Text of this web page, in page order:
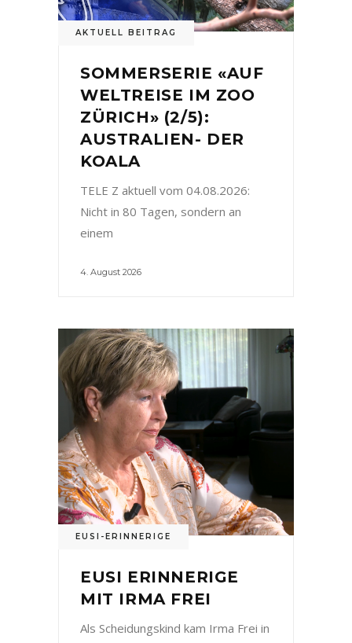
AKTUELL BEITRAG
SOMMERSERIE «AUF
WELTREISE IM ZOO
ZÜRICH» (2/5):
AUSTRALIEN- DER
KOALA
TELE Z aktuell vom 04.08.2026:
Nicht in 80 Tagen, sondern an
einem
4. August 2026
EUSI-ERINNERIGE
EUSI ERINNERIGE
MIT IRMA FREI
Als Scheidungskind kam Irma Frei in